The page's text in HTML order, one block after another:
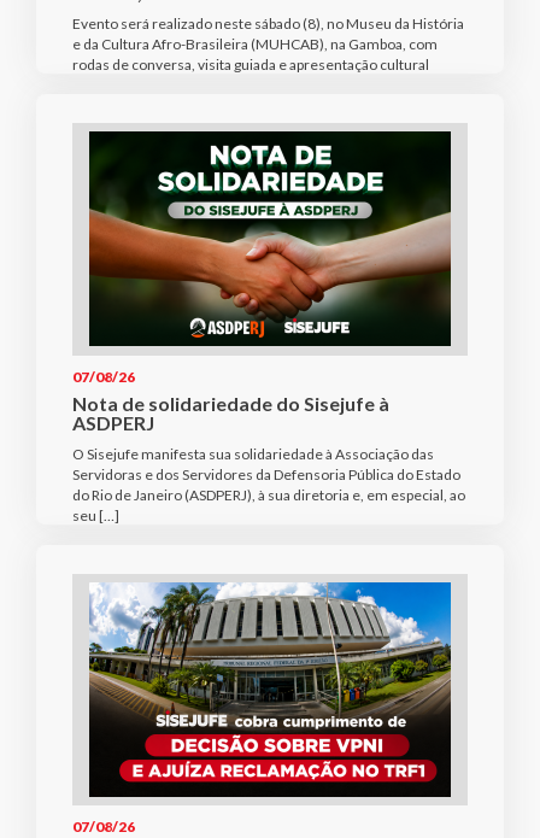
Evento será realizado neste sábado (8), no Museu da História
e da Cultura Afro-Brasileira (MUHCAB), na Gamboa, com
rodas de conversa, visita guiada e apresentação cultural
07/08/26
Nota de solidariedade do Sisejufe à
ASDPERJ
O Sisejufe manifesta sua solidariedade à Associação das
Servidoras e dos Servidores da Defensoria Pública do Estado
do Rio de Janeiro (ASDPERJ), à sua diretoria e, em especial, ao
seu […]
07/08/26